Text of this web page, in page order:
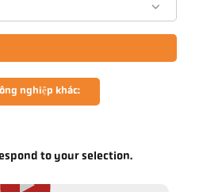
nghiệp khác:
to your selection.